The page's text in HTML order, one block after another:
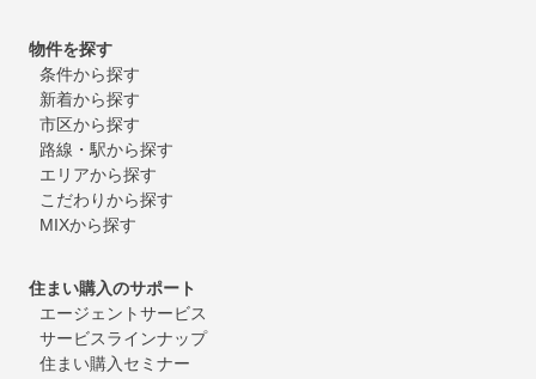
物件を探す
条件から探す
新着から探す
市区から探す
路線・駅から探す
エリアから探す
こだわりから探す
MIXから探す
住まい購入のサポート
エージェントサービス
サービスラインナップ
住まい購入セミナー